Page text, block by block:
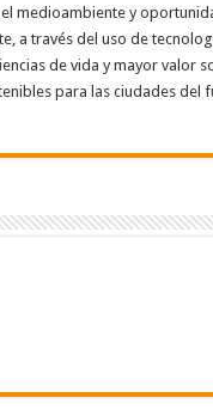
medioambiente y
a través del uso de
de vida y mayor valor
para las ciudades del